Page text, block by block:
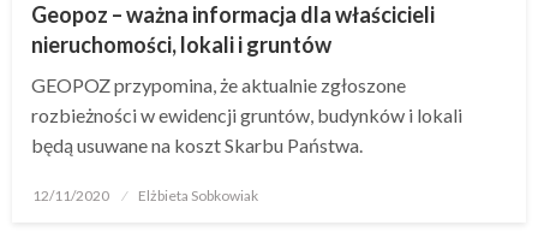
Geopoz – ważna informacja dla właścicieli
nieruchomości, lokali i gruntów
GEOPOZ przypomina, że aktualnie zgłoszone
rozbieżności w ewidencji gruntów, budynków i lokali
będą usuwane na koszt Skarbu Państwa.
12/11/2020 Elżbieta Sobkowiak